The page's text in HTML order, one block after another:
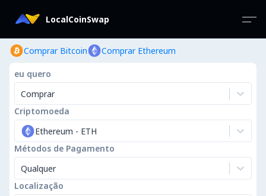
LocalCoinSwap
Comprar Bitcoin Comprar Ethereum
eu quero
Comprar
Criptomoeda
Ethereum - ETH
Métodos de Pagamento
Qualquer
Localização